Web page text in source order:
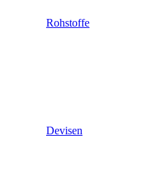
Rohstoffe
Devisen